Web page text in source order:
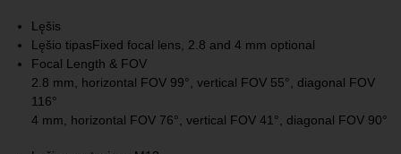
Lęšis
Lęšio tipasFixed focal lens, 2.8 and 4 mm optional
Focal Length & FOV
2.8 mm, horizontal FOV 99°, vertical FOV 55°, diagonal FOV
116°
4 mm, horizontal FOV 76°, vertical FOV 41°, diagonal FOV 90°